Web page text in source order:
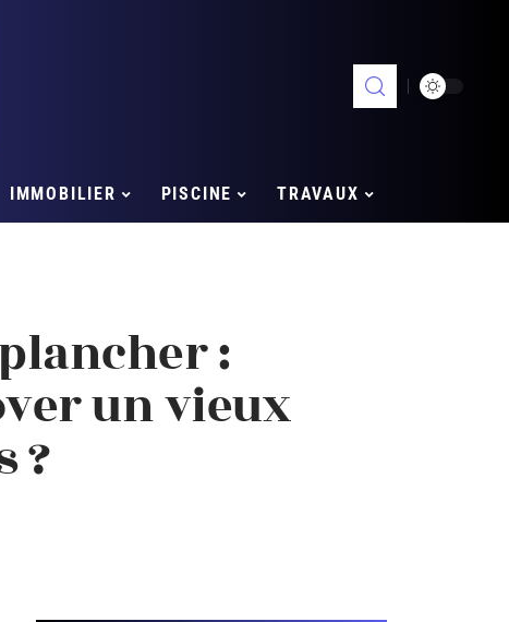
IMMOBILIER PISCINE TRAVAUX
:
un vieux
?